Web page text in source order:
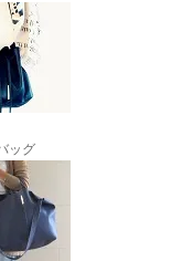
ッグ